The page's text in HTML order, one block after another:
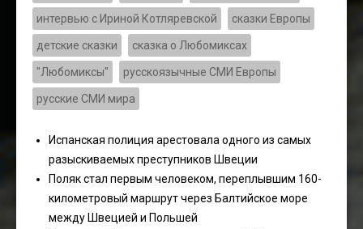
интервью с Ириной Котляревской сказки Европы
детские сказки сказка о Любомиксах
"Любомиксы" русскоязычные СМИ Европы
русские СМИ мира
Испанская полиция арестовала одного из самых
разыскиваемых преступников Швеции
Поляк стал первым человеком, переплывшим 160-
километровый маршрут через Балтийское море
между Швецией и Польшей